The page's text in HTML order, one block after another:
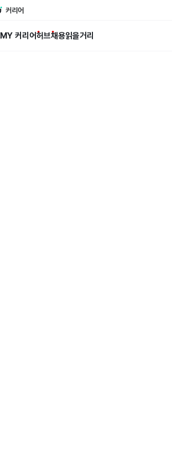
커리어
MY 커리어허브채용읽을거리